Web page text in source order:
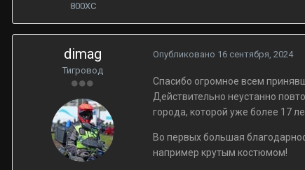
800XC
dimag
Тигровод
Опубликовано 16 сентября, 2024
Спасибо огромное всем
Действительно неустанно
города, которой уже более 17
Во первых большая
например крутым костюмом!